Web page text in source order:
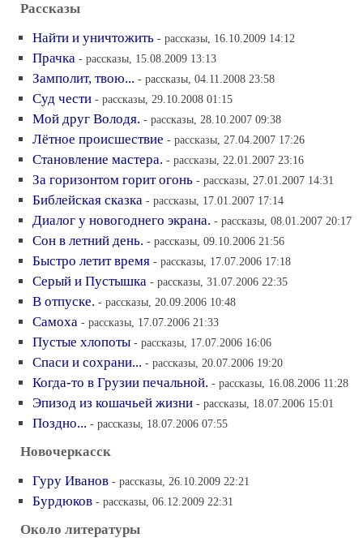
Рассказы
Найти и уничтожить - рассказы, 16.10.2009 14:12
Прачка - рассказы, 15.08.2009 13:13
Замполит, твою... - рассказы, 04.11.2008 23:58
Суд чести - рассказы, 29.10.2008 01:15
Мой друг Володя. - рассказы, 28.10.2007 09:38
Лётное происшествие - рассказы, 27.04.2007 17:26
Становление мастера. - рассказы, 22.01.2007 23:16
За горизонтом горит огонь - рассказы, 27.01.2007 14:31
Библейская сказка - рассказы, 17.01.2007 17:14
Диалог у новогоднего экрана. - рассказы, 08.01.2007 20:17
Сон в летний день. - рассказы, 09.10.2006 21:56
Быстро летит время - рассказы, 17.07.2006 17:18
Серый и Пустышка - рассказы, 31.07.2006 22:35
В отпуске. - рассказы, 20.09.2006 10:48
Самоха - рассказы, 17.07.2006 21:33
Пустые хлопоты - рассказы, 17.07.2006 16:06
Спаси и сохрани... - рассказы, 20.07.2006 19:20
Когда-то в Грузии печальной. - рассказы, 16.08.2006 11:28
Эпизод из кошачьей жизни - рассказы, 18.07.2006 15:01
Поздно... - рассказы, 18.07.2006 07:55
Новочеркасск
Гуру Иванов - рассказы, 26.10.2009 22:21
Бурдюков - рассказы, 06.12.2009 22:31
Около литературы